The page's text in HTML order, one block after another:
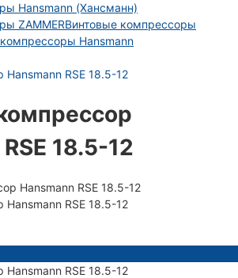
Hansmann (Хансманн)
ZAMMERВинтовые компрессоры
Hansmann
RSE 18.5-12
18.5-12
RSE 18.5-12
RSE 18.5-12